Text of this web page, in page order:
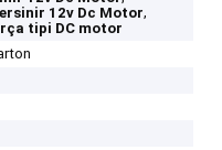
12v Dc Motor,
tipi DC motor